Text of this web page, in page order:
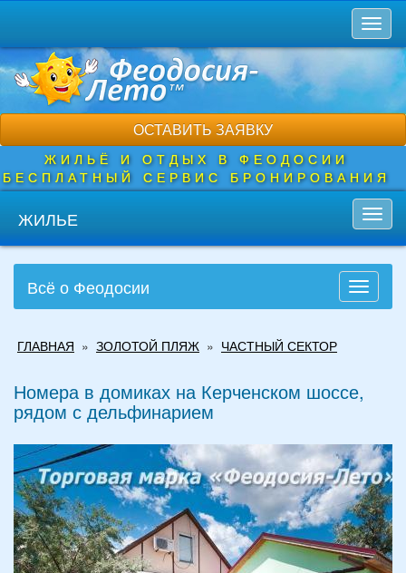
основному
содержанию
ОСТАВИТЬ ЗАЯВКУ
ЖИЛЬЁ И ОТДЫХ В ФЕОДОСИИ
БЕСПЛАТНЫЙ СЕРВИС БРОНИРОВАНИЯ
ЖИЛЬЕ
Toggle
Всё о Феодосии
здесь
ГЛАВНАЯ » ЗОЛОТОЙ ПЛЯЖ » ЧАСТНЫЙ СЕКТОР
Номера в домиках на Керченском шоссе,
рядом с дельфинарием